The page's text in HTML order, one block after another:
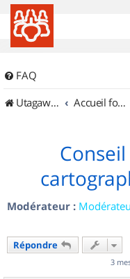
FAQ
UtagawaVTT (Randos VTT et VTTAE avec traces GPS)
Accueil forum
Modérateur :
Répondre
3